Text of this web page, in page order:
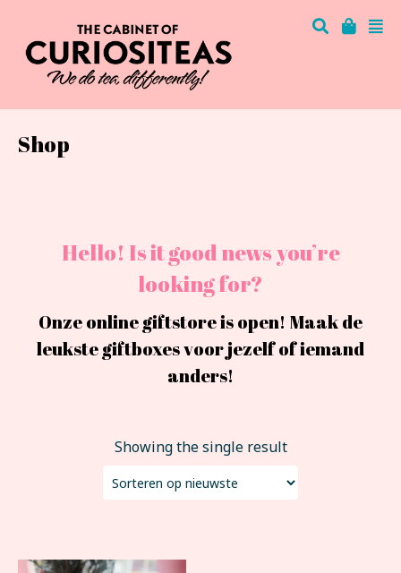
Shop
Hello! Is it good news you’re
looking for?
Onze online giftstore is open! Maak de
leukste giftboxes voor jezelf of iemand
anders!
Showing the single result